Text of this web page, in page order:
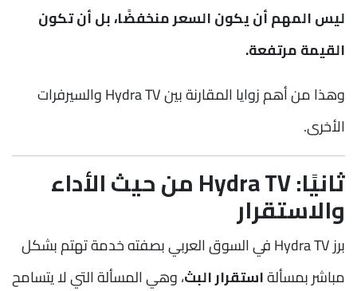
ليس المهم أن يكون السعر منخفضًا، بل أن تكون
القيمة مرتفعة.
وهذا من أهم زوايا المقارنة بين Hydra TV والسيرفرات
الأخرى.
ثانيًا: Hydra TV من حيث الأداء
والاستقرار
برز Hydra TV في السوق العربي بصفته خدمة تهتم بشكل
مباشر بمسألةاستقرار البث، وهي المسألة التي لا يتسامح